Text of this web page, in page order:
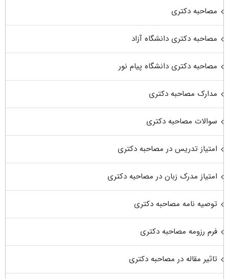
مصاحبه دکتری
مصاحبه دکتری دانشگاه آزاد
مصاحبه دکتری دانشگاه پیام نور
مدارک مصاحبه دکتری
سوالات مصاحبه دکتری
امتیاز تدریس در مصاحبه دکتری
امتیاز مدرک زبان در مصاحبه دکتری
توصیه نامه مصاحبه دکتری
فرم رزومه مصاحبه دکتری
تاثیر مقاله در مصاحبه دکتری